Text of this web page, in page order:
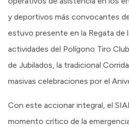
y deportivos más convocantes
estuvo presente en la Regata de
actividades del Polígono Tiro
de Jubilados, la tradicional
masivas celebraciones por el
Con este accionar integral, el
momento crítico de la